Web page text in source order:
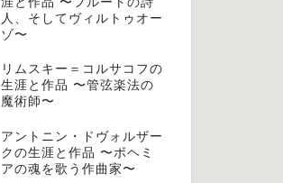
人、そしてヴィルトゥオー
ゾ〜
リムスキー＝コルサコフの
生涯と作品 〜管弦楽法の
魔術師〜
アントニン・ドヴォルザー
クの生涯と作品 〜ボヘミ
アの魂を歌う作曲家〜